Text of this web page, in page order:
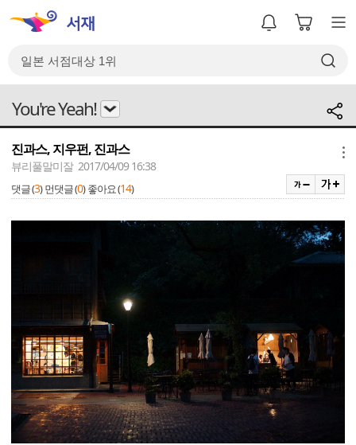
You're Yeah!
진과스, 지우펀, 진과스
뷰리풀말미잘 2017/04/09 16:38
댓글 (3) 먼댓글 (0) 좋아요 (14)